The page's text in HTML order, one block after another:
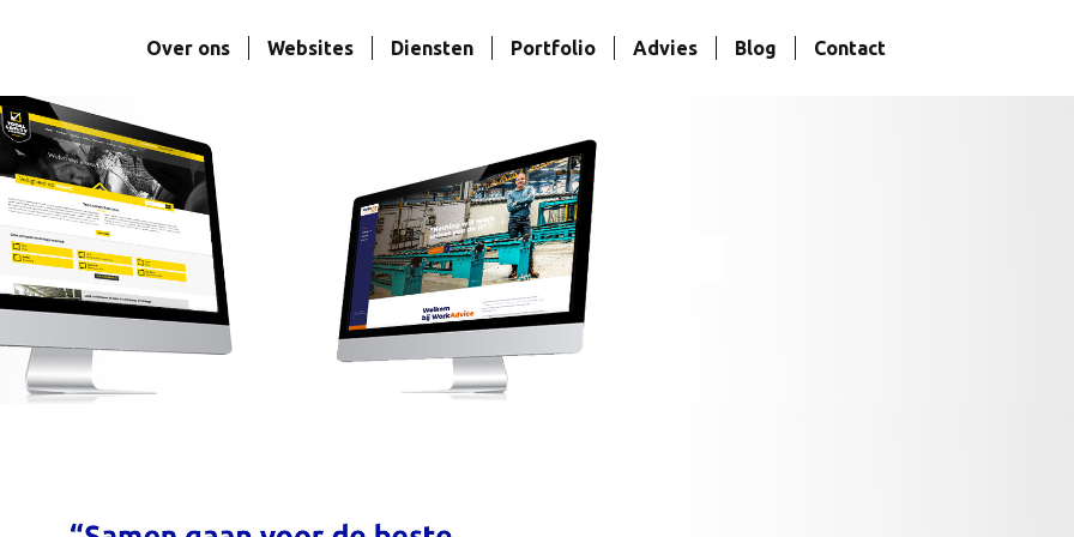
Over ons Websites Diensten Portfolio Advies Blog Contact